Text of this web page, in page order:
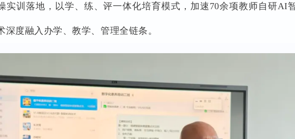
实训落地，以学、练、评一体化培育模式，加速70余项教师自研AI
深度融入办学、教学、管理全链条。